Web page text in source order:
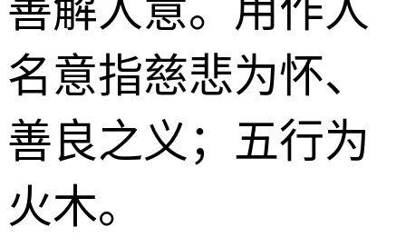
善解人意。用作人
名意指慈悲为怀、
善良之义；五行为
火木。